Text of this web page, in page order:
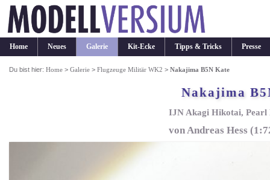
Home Neues Galerie Kit-Ecke Tipps & Tricks Presse
Du bist hier:Home >Galerie >Flugzeuge Militär WK2 >Nakajima B5N Kate
Nakajima
IJN Akagi Hikotai, Pearl
von Andreas Hess